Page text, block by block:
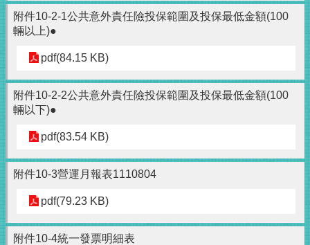
附件10-2-1公共意外責任險投保範圍及投保最低金額(100
輛以上)●
pdf(84.15 KB)
附件10-2-2公共意外責任險投保範圍及投保最低金額(100
輛以下)●
pdf(83.54 KB)
附件10-3營運月報表1110804
pdf(79.23 KB)
附件10-4統一發票明細表